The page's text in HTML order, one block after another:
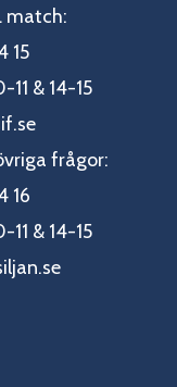
match:
15
& 14-15
frågor:
16
& 14-15